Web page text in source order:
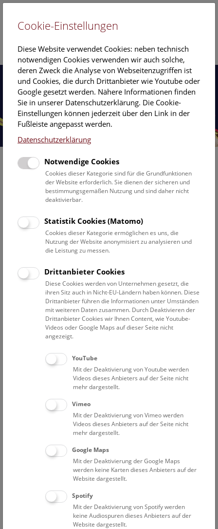
EN
Ausstellungen
Gutes Sammeln – Böses Sammeln
bis 27. Juni 2027
Gutes Sammeln – Böses Sammeln
Cockaigne. Schlaraffenland der Zukunft?
bis 14. September 2026
Vorsicht Hochspannung
bis 24. April 2027
Vorsicht Hochspannung
Cookie-Einstellungen
Diese Website verwendet Cookies: neben technisch
notwendigen Cookies verwenden wir auch solche,
deren Zweck die Analyse von Webseitenzugriffen ist
und Cookies, die durch Drittanbieter wie Youtube oder
Google gesetzt werden. Nähere Informationen finden
Sie in unserer Datenschutzerklärung. Die Cookie-
Einstellungen können jederzeit über den Link in der
Fußleiste angepasst werden.
Datenschutzerklärung
Notwendige Cookies
Cookies dieser Kategorie sind für die Grundfunktionen
der Website erforderlich. Sie dienen der sicheren und
bestimmungsgemäßen Nutzung und sind daher nicht
deaktivierbar.
Statistik Cookies (Matomo)
Cookies dieser Kategorie ermöglichen es uns, die
Nutzung der Website anonymisiert zu analysieren und
die Leistung zu messen.
Drittanbieter Cookies
Diese Cookies werden von Unternehmen gesetzt, die
ihren Sitz auch in Nicht-EU-Ländern haben können. Diese
Drittanbieter führen die Informationen unter Umständen
mit weiteren Daten zusammen. Durch Deaktivieren der
Drittanbieter Cookies wir Ihnen Content, wie Youtube-
Videos oder Google Maps auf dieser Seite nicht
angezeigt.
YouTube
Mit der Deaktivierung von Youtube werden
Videos dieses Anbieters auf der Seite nicht
mehr dargestellt.
Vimeo
Mit der Deaktivierung von Vimeo werden
Videos dieses Anbieters auf der Seite nicht
mehr dargestellt.
Google Maps
Mit der Deaktivierung der Google Maps
werden keine Karten dieses Anbieters auf der
Website dargestellt.
Spotify
Mit der Deaktivierung von Spotify werden
keine Audiospuren dieses Anbieters auf der
Website dargestellt.